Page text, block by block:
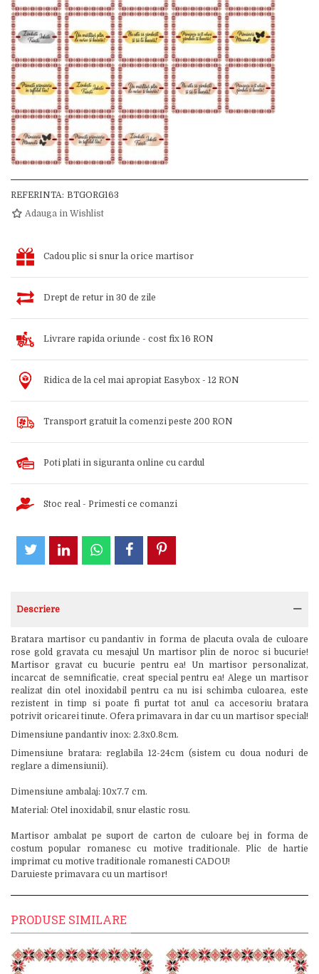
REFERINTA: BTGORG163
Adauga in Wishlist
Cadou plic si snur la orice martisor
Drept de retur in 30 de zile
Livrare rapida oriunde - cost fix 16 RON
Ridica de la cel mai apropiat Easybox - 12 RON
Transport gratuit la comenzi peste 200 RON
Poti plati in siguranta online cu cardul
Stoc real - Primesti ce comanzi
Descriere
Bratara martisor cu pandantiv in forma de placuta ovala de culoare
rose gold gravata cu mesajul Un martisor plin de noroc si bucurie!
Martisor gravat cu bucurie pentru ea! Un martisor personalizat,
incarcat de semnificatie, creat special pentru ea! Alege un martisor
realizat din otel inoxidabil pentru ca nu isi schimba culoarea, este
rezistent in timp si poate fi purtat tot anul ca accesoriu bratara
potrivit oricarei tinute. Ofera primavara in dar cu un martisor special!
Dimensiune pandantiv inox: 2.3x0.8cm.
Dimensiune bratara: reglabila 12-24cm (sistem cu doua noduri de
reglare a dimensiunii).
Dimensiune ambalaj: 10x7.7 cm.
Material: Otel inoxidabil, snur elastic rosu.
Martisor ambalat pe suport de carton de culoare bej in forma de
costum popular romanesc cu motive traditionale. Plic de hartie
imprimat cu motive traditionale romanesti CADOU!
Daruieste primavara cu un martisor!
PRODUSE SIMILARE